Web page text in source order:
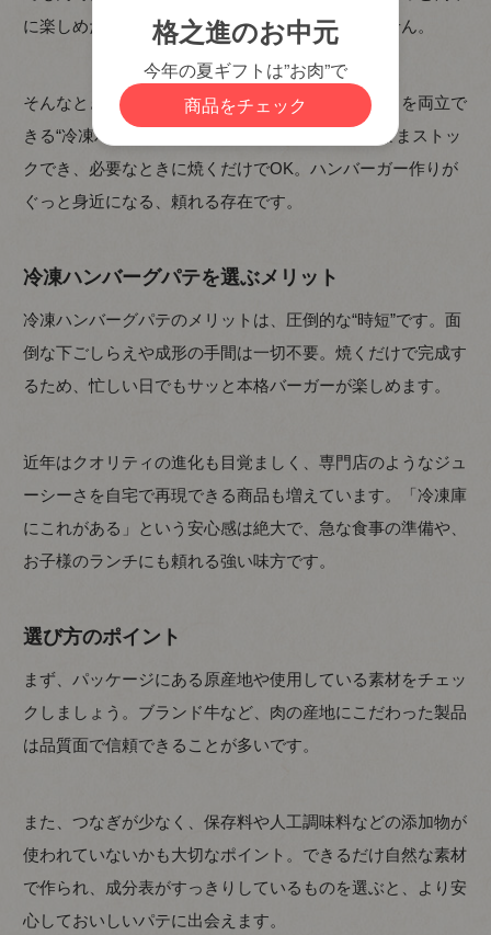
に楽しめたら……」と感じた方もいるかもしれません。
そんなときに頼りになるのが、手軽さとクオリティを両立で
きる“冷凍ハンバーグパテ”。プロの味わいをそのままストッ
クでき、必要なときに焼くだけでOK。ハンバーガー作りが
ぐっと身近になる、頼れる存在です。
冷凍ハンバーグパテを選ぶメリット
冷凍ハンバーグパテのメリットは、圧倒的な“時短”です。面
倒な下ごしらえや成形の手間は一切不要。焼くだけで完成す
るため、忙しい日でもサッと本格バーガーが楽しめます。
近年はクオリティの進化も目覚ましく、専門店のようなジュ
ーシーさを自宅で再現できる商品も増えています。「冷凍庫
にこれがある」という安心感は絶大で、急な食事の準備や、
お子様のランチにも頼れる強い味方です。
選び方のポイント
まず、パッケージにある原産地や使用している素材をチェッ
クしましょう。ブランド牛など、肉の産地にこだわった製品
は品質面で信頼できることが多いです。
また、つなぎが少なく、保存料や人工調味料などの添加物が
使われていないかも大切なポイント。できるだけ自然な素材
で作られ、成分表がすっきりしているものを選ぶと、より安
心しておいしいパテに出会えます。